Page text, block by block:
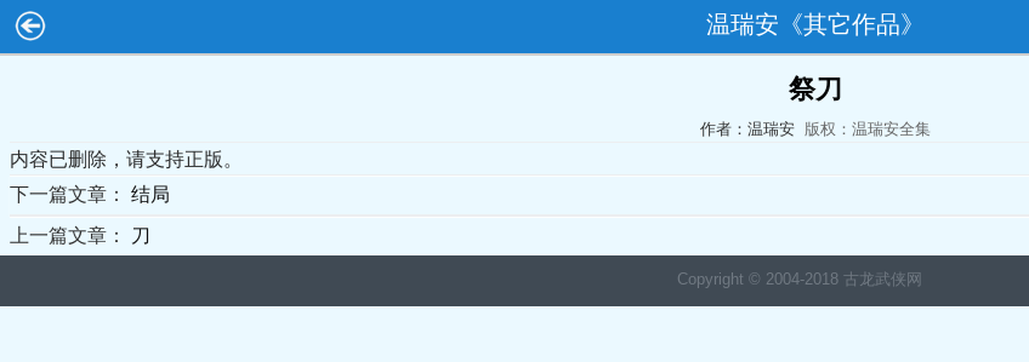
温瑞安《其它作品》
祭刀
作者：温瑞安 版权：温瑞安全集
内容已删除，请支持正版。
下一篇文章： 结局
上一篇文章：
刀
Copyright © 2004-2018 古龙武侠网